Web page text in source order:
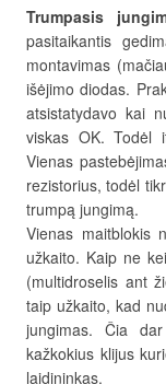
Trumpasis
pasitaikantis
montavimas
išėjimo diodas.
atsistatydavo kai
viskas OK. Todėl
Vienas
rezistorius, todėl
trumpą jungimą.
Vienas maitblokis
užkaito. Kaip ne
(multidroselis ant
taip užkaito, kad
jungimas. Čia
kažkokius klijus
laidininkas.